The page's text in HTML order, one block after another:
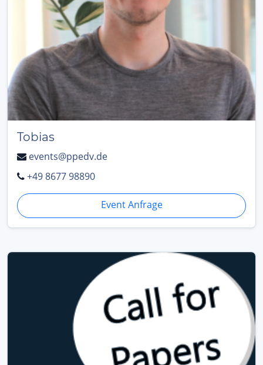
Tobias
events@ppedv.de
+49 8677 98890
Event Anfrage